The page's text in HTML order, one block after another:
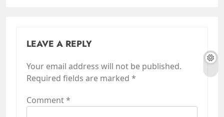
LEAVE A REPLY
Your email address will not be published.
Required fields are marked *
Comment*